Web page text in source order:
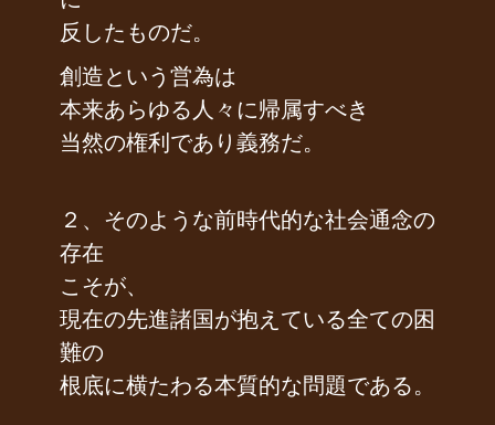
反したものだ。
創造という営為は
本来あらゆる人々に帰属すべき
当然の権利であり義務だ。
２、そのような前時代的な社会通念の
存在
こそが、
現在の先進諸国が抱えている全ての困
難の
根底に横たわる本質的な問題である。